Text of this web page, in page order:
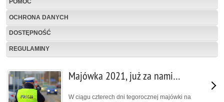
OCHRONA DANYCH
DOSTĘPNOŚĆ
REGULAMINY
Majówka 2021, już za nami…
W ciągu czterech dni tegorocznej majówki na